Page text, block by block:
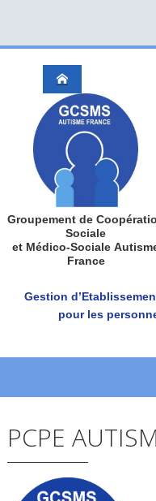
Groupement de
Sociale
et Médico-Sociale
France
Gestion
pour les
PCPE